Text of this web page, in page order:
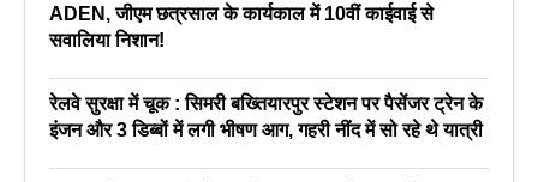
ADEN, जीएम छत्रसाल के कार्यकाल में 10वीं काईवाई से
सवालिया निशान!
रेलवे सुरक्षा में चूक : सिमरी बख्तियारपुर स्टेशन पर पैसेंजर ट्रेन के
इंजन और 3 डिब्बों में लगी भीषण आग, गहरी नींद में सो रहे थे यात्री